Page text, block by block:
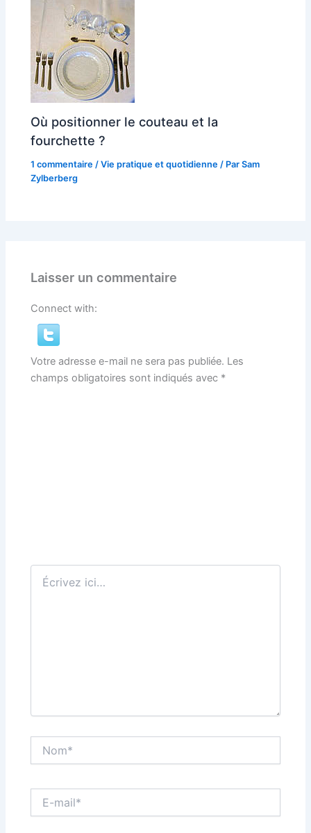
Où positionner le couteau et la
fourchette ?
1 commentaire /Vie pratique et quotidienne / ParSam
Zylberberg
Laisser un commentaire
Connect with:
Votre adresse e-mail ne sera pas publiée. Les
champs obligatoires sont indiqués avec *
Écrivez
ici…
mail*